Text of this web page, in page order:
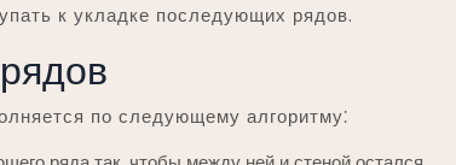
к укладке последующих рядов.
по следующему алгоритму⁚